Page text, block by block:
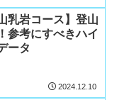
乳岩コース】登山
参考にすべきハイ
ータ
2024.12.10